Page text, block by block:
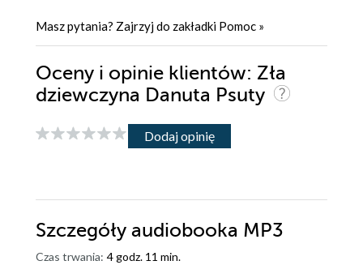
Masz pytania? Zajrzyj do zakładki Pomoc »
Oceny i opinie klientów: Zła
dziewczyna Danuta Psuty
Dodaj opinię
Szczegóły audiobooka MP3
Czas trwania: 4 godz. 11 min.